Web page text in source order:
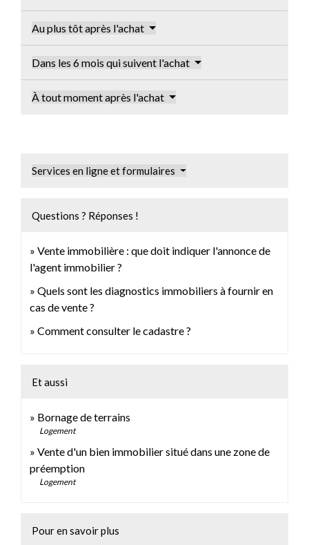
Au plus tôt après l'achat
Dans les 6 mois qui suivent l'achat
À tout moment après l'achat
Services en ligne et formulaires
Questions ? Réponses !
Vente immobilière : que doit indiquer l'annonce de
l'agent immobilier ?
Quels sont les diagnostics immobiliers à fournir en
cas de vente ?
Comment consulter le cadastre ?
Et aussi
Bornage de terrains
Logement
Vente d'un bien immobilier situé dans une zone de
préemption
Logement
Pour en savoir plus